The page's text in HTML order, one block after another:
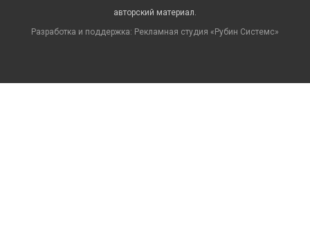
авторский материал.
Разработка и поддержка: Рекламная студия « Рубин Системс»